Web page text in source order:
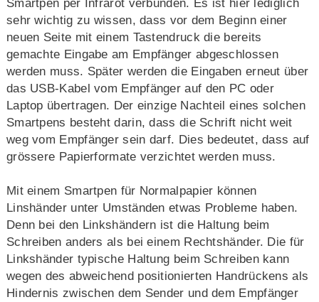
Smartpen per Infrarot verbunden. Es ist hier lediglich
sehr wichtig zu wissen, dass vor dem Beginn einer
neuen Seite mit einem Tastendruck die bereits
gemachte Eingabe am Empfänger abgeschlossen
werden muss. Später werden die Eingaben erneut über
das USB-Kabel vom Empfänger auf den PC oder
Laptop übertragen. Der einzige Nachteil eines solchen
Smartpens besteht darin, dass die Schrift nicht weit
weg vom Empfänger sein darf. Dies bedeutet, dass auf
grössere Papierformate verzichtet werden muss.
Mit einem Smartpen für Normalpapier können
Linshänder unter Umständen etwas Probleme haben.
Denn bei den Linkshändern ist die Haltung beim
Schreiben anders als bei einem Rechtshänder. Die für
Linkshänder typische Haltung beim Schreiben kann
wegen des abweichend positionierten Handrückens als
Hindernis zwischen dem Sender und dem Empfänger